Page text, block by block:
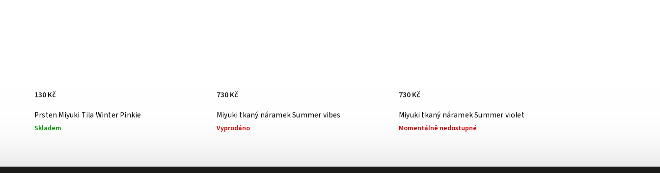
Prsten Miyuki Tila Winter Pinkie
Skladem
130 Kč
Miyuki tkaný náramek Summer vibes
Vyprodáno
730 Kč
Miyuki tkaný náramek Summer violet
Momentálně nedostupné
730 Kč